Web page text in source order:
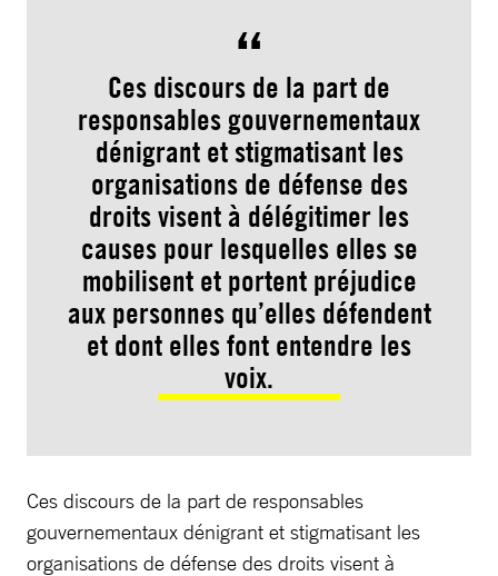
Ces discours de la part de
responsables gouvernementaux
dénigrant et stigmatisant les
organisations de défense des
droits visent à délégitimer les
causes pour lesquelles elles se
mobilisent et portent préjudice
aux personnes qu’elles défendent
et dont elles font entendre les
voix.
Ces discours de la part de responsables
gouvernementaux dénigrant et stigmatisant les
organisations de défense des droits visent à